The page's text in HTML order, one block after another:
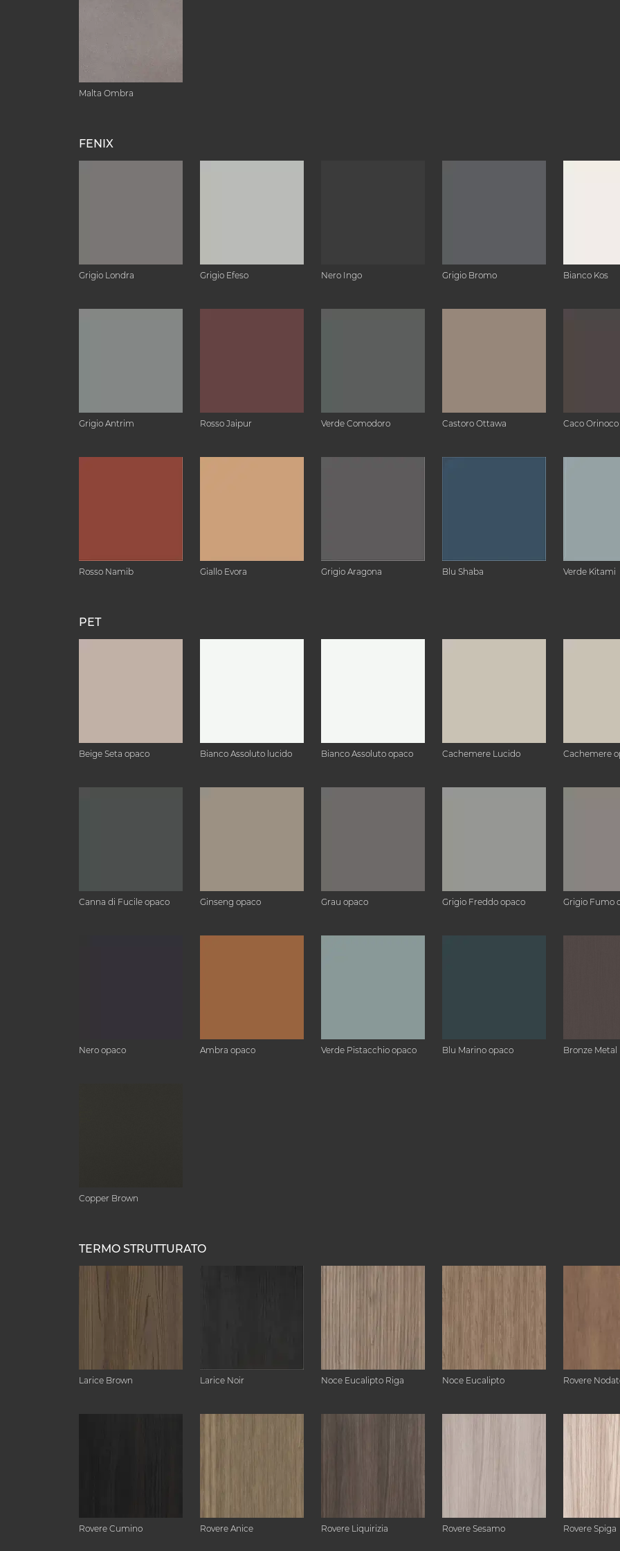
Malta Ombra
FENIX
Grigio Londra Grigio Efeso Nero Ingo Grigio Bromo Bianco Kos
Grigio Antrim Rosso Jaipur Verde Comodoro Castoro Ottawa Caco Orinoco
Rosso Namib Giallo Evora Grigio Aragona Blu Shaba Verde Kitami
PET
Beige Seta opaco Bianco Assoluto lucido Bianco Assoluto opaco Cachemere Lucido Cachemere
Canna di Fucile opaco Ginseng opaco Grau opaco Grigio Freddo opaco Grigio Fumo
Nero opaco Ambra opaco Verde Pistacchio opaco Blu Marino opaco Bronze Metal
Copper Brown
TERMO STRUTTURATO
Larice Brown Larice Noir Noce Eucalipto Riga Noce Eucalipto Rovere
Rovere Cumino Rovere Anice Rovere Liquirizia Rovere Sesamo Rovere Spiga